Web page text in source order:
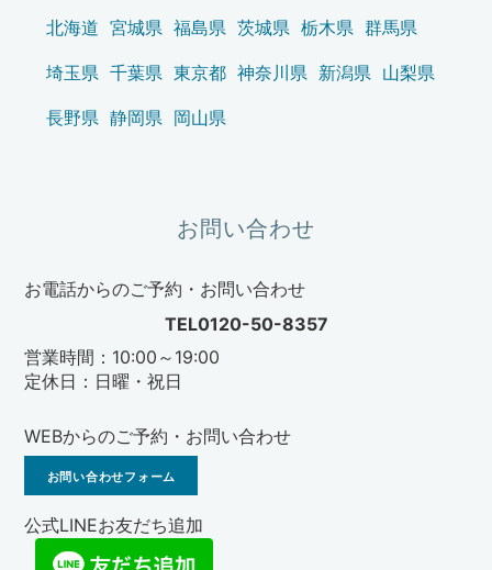
北海道 宮城県 福島県 茨城県 栃木県 群馬県
埼玉県 千葉県 東京都 神奈川県 新潟県 山梨県
長野県 静岡県 岡山県
お問い合わせ
お電話からのご予約・お問い合わせ
TEL0120-50-8357
営業時間：10:00～19:00
定休日：日曜・祝日
WEBからのご予約・お問い合わせ
お問い合わせフォーム
公式LINEお友だち追加